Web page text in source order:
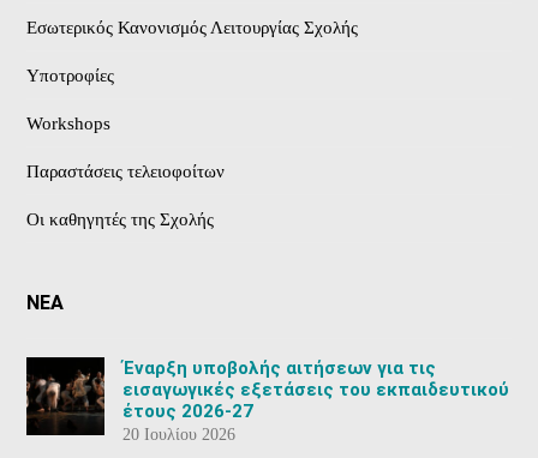
Εσωτερικός Κανονισμός Λειτουργίας Σχολής
Υποτροφίες
Workshops
Παραστάσεις τελειοφοίτων
Οι καθηγητές της Σχολής
ΝΕΑ
Έναρξη υποβολής αιτήσεων για τις
εισαγωγικές εξετάσεις του εκπαιδευτικού
έτους 2026-27
20 Ιουλίου 2026